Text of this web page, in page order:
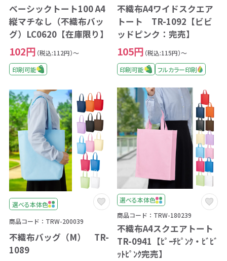
ベーシックトート100 A4
縦マチなし（不織布バッ
グ）LC0620【在庫限り】
102円 （税込:112円）～
印刷可能
不織布A4ワイドスクエア
トート TR-1092【ビビ
ッドピンク：完売】
105円 （税込:115円）～
印刷可能
フルカラー印刷
選べる本体色
商品コード：TRW-200039
不織布バッグ（M） TR-
1089
選べる本体色
商品コード：TRW-180239
不織布A4スクエアトート
TR-0941【ﾋﾟｰﾁﾋﾟﾝｸ・ﾋﾞﾋﾞ
ｯﾄﾋﾟﾝｸ完売】